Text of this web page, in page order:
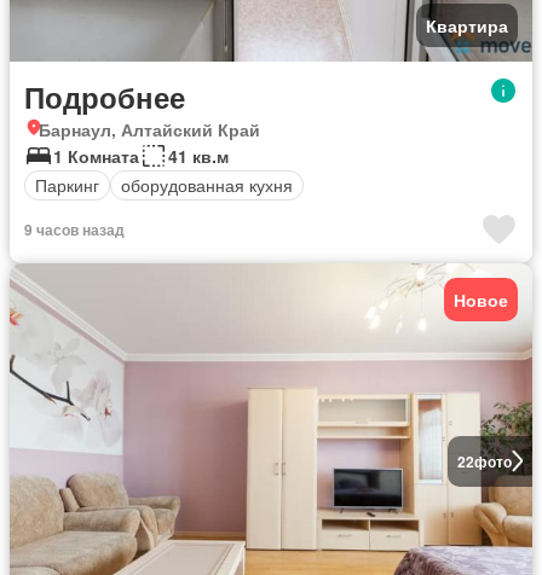
Квартира
Подробнее
Барнаул, Алтайский Край
1 Комната
41 кв.м
Паркинг
оборудованная кухня
9 часов назад
22фото
Новое